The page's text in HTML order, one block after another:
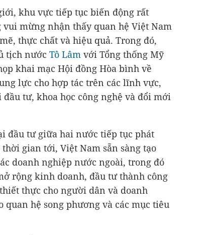
khu vực tiếp tục biến động rất
mừng nhận thấy quan hệ Việt Nam
thực chất và hiệu quả. Trong đó,
tịch nước Tô Lâm với Tổng thống Mỹ
khai mạc Hội đồng Hòa bình về
lực cho hợp tác trên các lĩnh vực,
tư, khoa học công nghệ và đổi mới
đầu tư giữa hai nước tiếp tục phát
gian tới, Việt Nam sẵn sàng tạo
doanh nghiệp nước ngoài, trong đó
rộng kinh doanh, đầu tư thành công
thực cho người dân và doanh
quan hệ song phương và các mục tiêu